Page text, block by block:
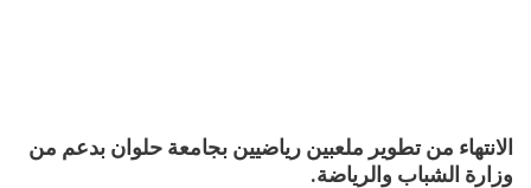
الانتهاء من تطوير ملعبين رياضيين بجامعة حلوان بدعم من
وزارة الشباب والرياضة.